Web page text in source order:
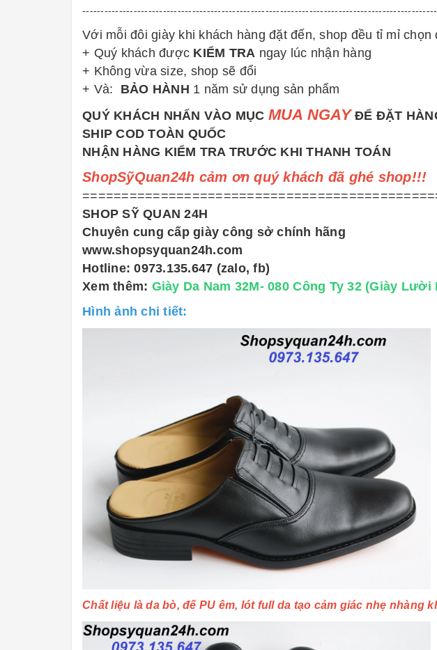
Với mỗi đôi giày khi khách hàng đặt đến, shop đều tỉ mỉ chọn
+ Quý khách được KIỂM TRA ngay lúc nhận hàng
+ Không vừa size, shop sẽ đổi
+ Và: BẢO HÀNH 1 năm sử dụng sản phẩm
QUÝ KHÁCH NHẤN VÀO MỤC MUA NGAYĐỂ ĐẶT
SHIP COD TOÀN QUỐC
NHẬN HÀNG KIỂM TRA TRƯỚC KHI THANH TOÁN
ShopSỹQuan24h cảm ơn quý khách đã ghé shop!!!
SHOP SỸ QUAN 24H
Chuyên cung cấp giày công sở chính hãng
www.shopsyquan24h.com
Hotline: 0973.135.647 (zalo, fb)
Xem thêm: Giày Da Nam 32M- 080 Công Ty 32 (Giày Lười
Hình ảnh chi tiết:
Chất liệu là da bò, đế PU êm, lót full da tạo cảm giác nhẹ nhàng